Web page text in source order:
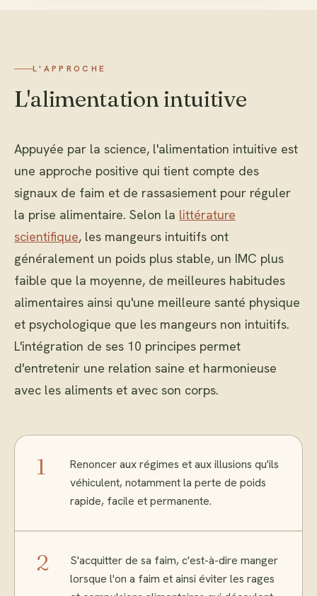
L'APPROCHE
L'alimentation intuitive
Appuyée par la science, l'alimentation intuitive est
une approche positive qui tient compte des
signaux de faim et de rassasiement pour réguler
la prise alimentaire. Selon la littérature
scientifique, les mangeurs intuitifs ont
généralement un poids plus stable, un IMC plus
faible que la moyenne, de meilleures habitudes
alimentaires ainsi qu'une meilleure santé physique
et psychologique que les mangeurs non intuitifs.
L'intégration de ses 10 principes permet
d'entretenir une relation saine et harmonieuse
avec les aliments et avec son corps.
1
Renoncer aux régimes et aux illusions qu'ils
véhiculent, notamment la perte de poids
rapide, facile et permanente.
2
S'acquitter de sa faim, c'est-à-dire manger
lorsque l'on a faim et ainsi éviter les rages